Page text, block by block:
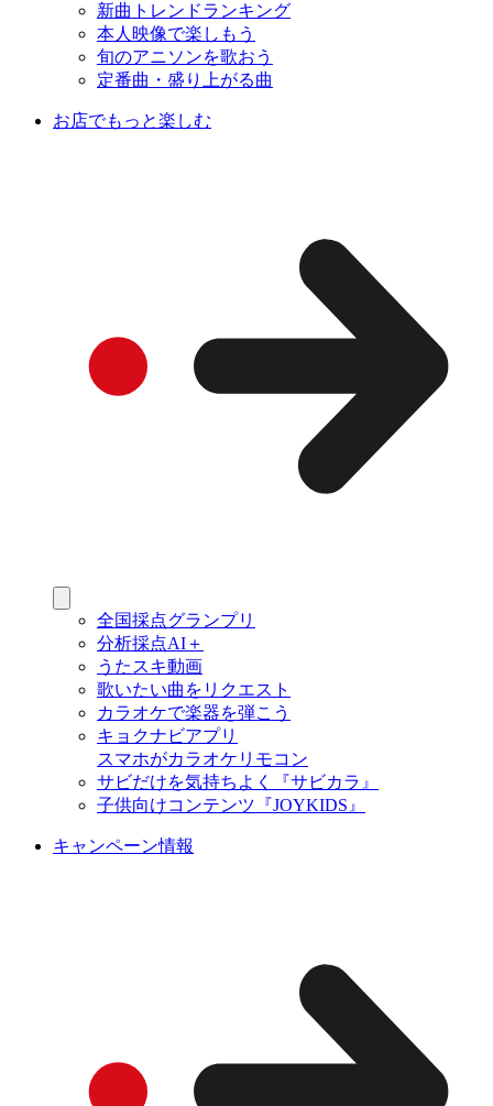
新曲トレンドランキング
本人映像で楽しもう
旬のアニソンを歌おう
定番曲・盛り上がる曲
お店でもっと楽しむ
全国採点グランプリ
分析採点AI＋
うたスキ動画
歌いたい曲をリクエスト
カラオケで楽器を弾こう
キョクナビアプリ
スマホがカラオケリモコン
サビだけを気持ちよく『サビカラ』
子供向けコンテンツ『JOYKIDS』
キャンペーン情報